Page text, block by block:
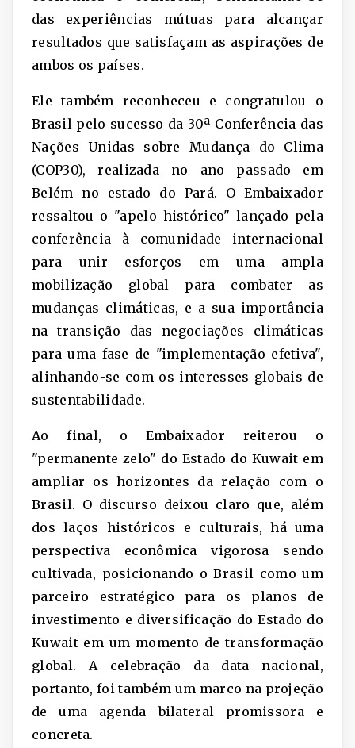
das experiências mútuas para alcançar
resultados que satisfaçam as aspirações de
ambos os países.
Ele também reconheceu e congratulou o
Brasil pelo sucesso da 30ª Conferência das
Nações Unidas sobre Mudança do Clima
(COP30), realizada no ano passado em
Belém no estado do Pará. O Embaixador
ressaltou o "apelo histórico" lançado pela
conferência à comunidade internacional
para unir esforços em uma ampla
mobilização global para combater as
mudanças climáticas, e a sua importância
na transição das negociações climáticas
para uma fase de "implementação efetiva",
alinhando-se com os interesses globais de
sustentabilidade.
Ao final, o Embaixador reiterou o
"permanente zelo" do Estado do Kuwait em
ampliar os horizontes da relação com o
Brasil. O discurso deixou claro que, além
dos laços históricos e culturais, há uma
perspectiva econômica vigorosa sendo
cultivada, posicionando o Brasil como um
parceiro estratégico para os planos de
investimento e diversificação do Estado do
Kuwait em um momento de transformação
global. A celebração da data nacional,
portanto, foi também um marco na projeção
de uma agenda bilateral promissora e
concreta.